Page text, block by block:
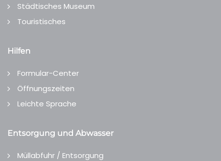
Städtisches Museum
Touristisches
Hilfen
Formular-Center
Öffnungszeiten
Leichte Sprache
Entsorgung und Abwasser
Müllabfuhr / Entsorgung